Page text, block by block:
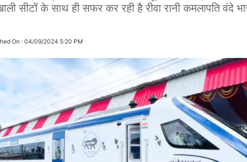
सीटों के साथ ही सफर कर रही है रीवा रानी कमलापति वंदे
On : 04/09/2024 5:20 PM